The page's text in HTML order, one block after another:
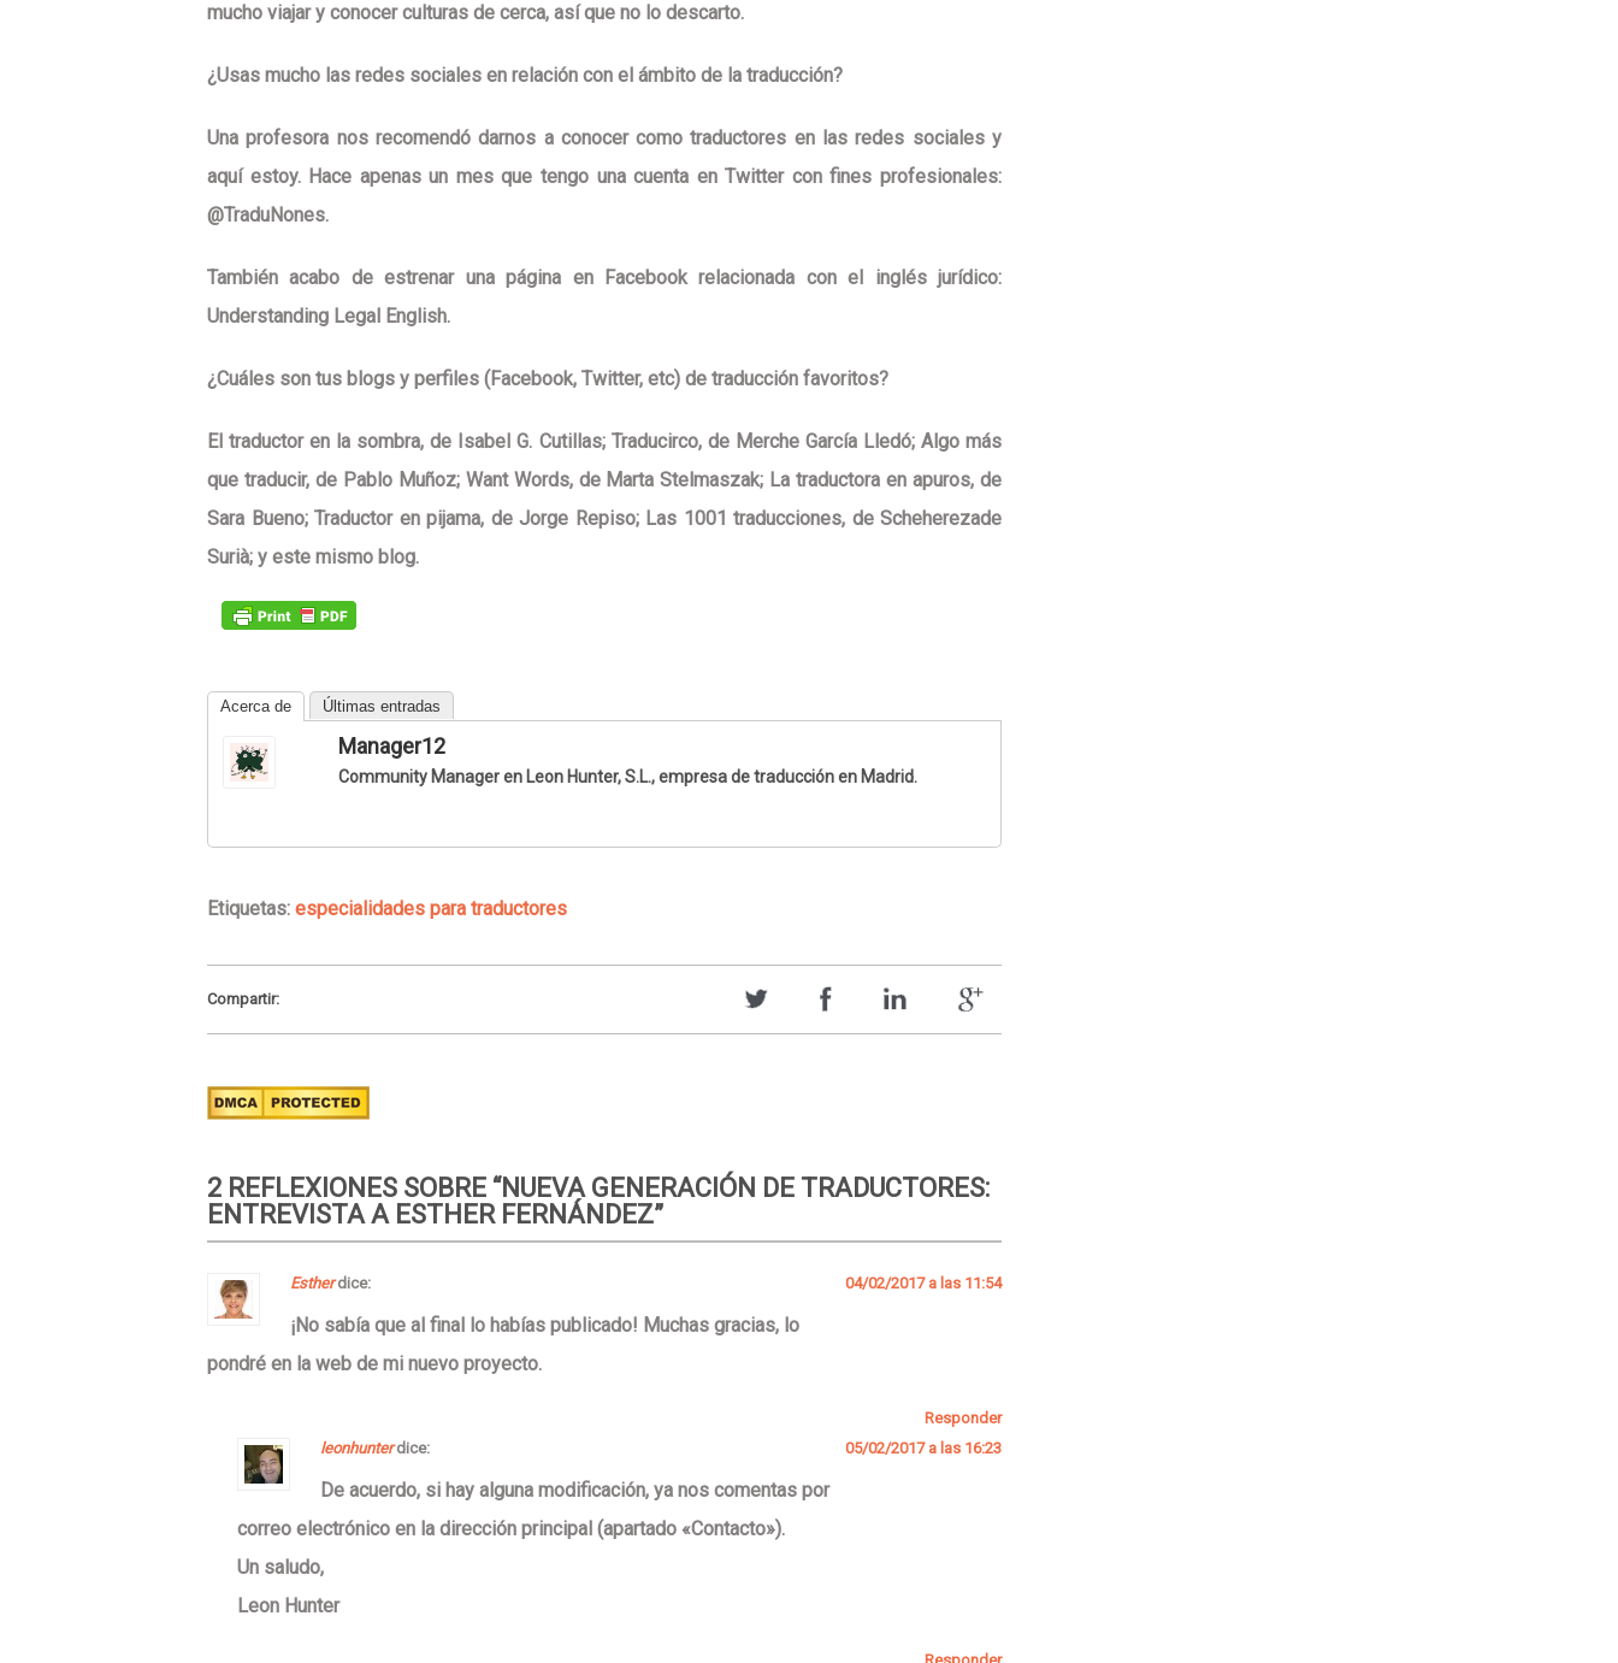
mucho viajar y conocer culturas de cerca, así que no lo descarto.
¿Usas mucho las redes sociales en relación con el ámbito de la traducción?
Una profesora nos recomendó darnos a conocer como traductores en las redes sociales y
aquí estoy. Hace apenas un mes que tengo una cuenta en Twitter con fines profesionales:
@TraduNones.
También acabo de estrenar una página en Facebook relacionada con el inglés jurídico:
Understanding Legal English.
¿Cuáles son tus blogs y perfiles (Facebook, Twitter, etc) de traducción favoritos?
El traductor en la sombra, de Isabel G. Cutillas; Traducirco, de Merche García Lledó; Algo más
que traducir, de Pablo Muñoz; Want Words, de Marta Stelmaszak; La traductora en apuros, de
Sara Bueno; Traductor en pijama, de Jorge Repiso; Las 1001 traducciones, de Scheherezade
Surià; y este mismo blog.
Acerca de Últimas entradas
Manager12
Community Manager en Leon Hunter, S.L., empresa de traducción en Madrid.
Etiquetas: especialidades para traductores
Compartir:
2 REFLEXIONES SOBRE “NUEVA GENERACIÓN DE TRADUCTORES:
ENTREVISTA A ESTHER FERNÁNDEZ”
Esther dice: 04/02/2017 a las 11:54
¡No sabía que al final lo habías publicado! Muchas gracias, lo
pondré en la web de mi nuevo proyecto.
Responder
leonhunter dice: 05/02/2017 a las 16:23
De acuerdo, si hay alguna modificación, ya nos comentas por
correo electrónico en la dirección principal (apartado «Contacto»).
Un saludo,
Leon Hunter